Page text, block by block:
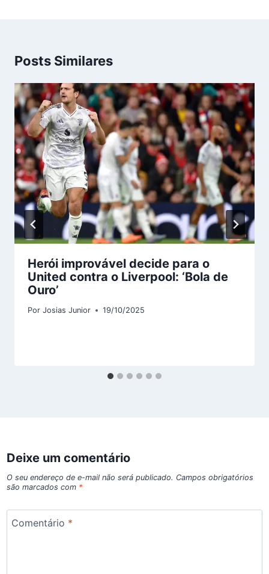
Posts Similares
Herói improvável decide para o
United contra o Liverpool: ‘Bola de
Ouro’
Por Josias Junior 19/10/2025
Deixe um comentário
O seu endereço de e-mail não será publicado. Campos obrigatórios
são marcados com *
Comentário *